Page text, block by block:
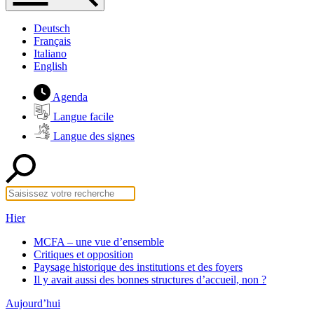
Deutsch
Français
Italiano
English
Agenda
Langue facile
Langue des signes
Hier
MCFA – une vue d’ensemble
Critiques et opposition
Paysage historique des institutions et des foyers
Il y avait aussi des bonnes structures d’accueil, non ?
Aujourd’hui